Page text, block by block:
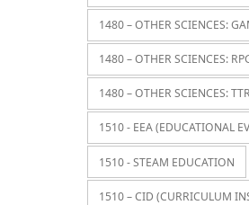
1480 – OTHER SCIENCES:
1480 – OTHER SCIENCES:
1480 – OTHER SCIENCES:
1510 - EEA (EDUCATIONAL
1510 - STEAM EDUCATION
1510 – CID (CURRICULUM